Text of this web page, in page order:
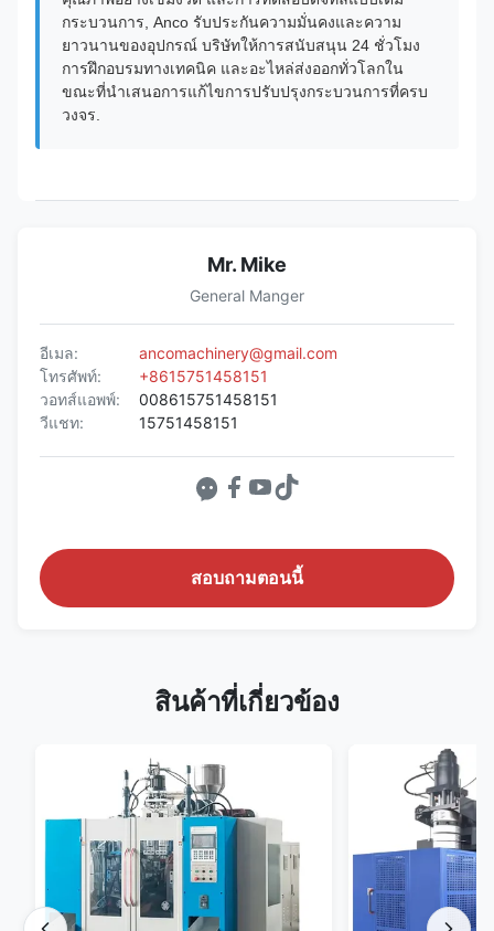
กระบวนการ, Anco รับประกันความมั่นคงและความ
ยาวนานของอุปกรณ์ บริษัทให้การสนับสนุน 24 ชั่วโมง
การฝึกอบรมทางเทคนิค และอะไหล่ส่งออกทั่วโลกใน
ขณะที่นําเสนอการแก้ไขการปรับปรุงกระบวนการที่ครบ
วงจร.
Mr. Mike
General Manger
อีเมล:
ancomachinery@gmail.com
โทรศัพท์:
+8615751458151
วอทส์แอพพ์:
008615751458151
วีแชท:
15751458151
สอบถามตอนนี้
สินค้าที่เกี่ยวข้อง